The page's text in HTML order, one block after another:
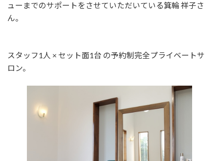
ューまでのサポートをさせていただいている箕輪 祥子さ
ん。
スタッフ1人 × セット面1台 の予約制完全プライベートサ
ロン。